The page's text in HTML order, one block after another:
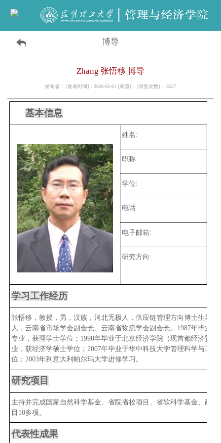
博导
Zhang 张悟移 博导
发布者： [发表时间]：2026-05-01 [来源]： [浏览次数]： 3527
基本信息
姓名:
职称:
学位:
电话:
电子邮箱:
研究方向:
学习工作经历
张悟移，教授，男，汉族，河北无极人，供应链管理方向博士生导
人，云南省市场学会副会长、云南省物流学会副会长。1987年毕业
专业，获理学士学位；1990年毕业于北京经济学院（现首都经济贸
业，获经济学硕士学位；2007年毕业于华中科技大学管理科学与工
位；2003年到意大利帕尔玛大学进修学习。
研究项目
主持并完成国家自然科学基金、省院省校项目、省软科学基金、政
目10多项。
代表性成果